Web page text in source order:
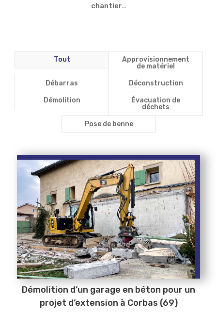
chantier…
Tout
Approvisionnement
de matériel
Débarras Déconstruction
Démolition
Évacuation de
déchets
Pose de benne
Démolition d’un garage en béton pour un
projet d’extension à Corbas (69)